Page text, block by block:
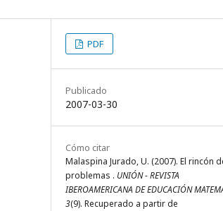
PDF
Publicado
2007-03-30
Cómo citar
Malaspina Jurado, U. (2007). El rincón
problemas . UNIÓN - REVISTA
IBEROAMERICANA DE EDUCACIÓN
3(9). Recuperado a partir de